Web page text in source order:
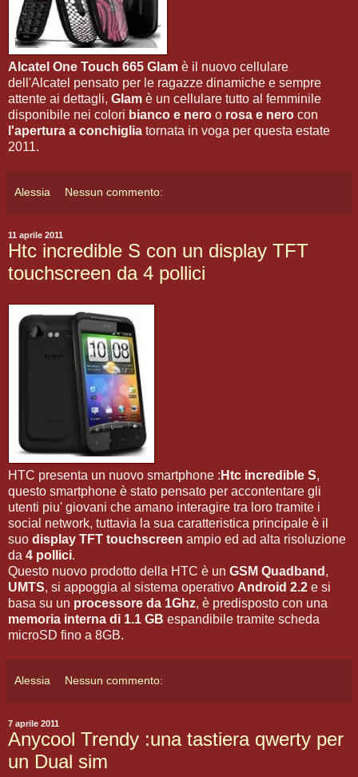
Alcatel One Touch 665 Glam è il nuovo cellulare
dell'Alcatel pensato per le ragazze dinamiche e sempre
attente ai dettagli, Glam è un cellulare tutto al femminile
disponibile nei colori bianco e nero o rosa e nero con
l'apertura a conchiglia tornata in voga per questa estate
2011.
Alessia Nessun commento:
11 aprile 2011
Htc incredible S con un display TFT
touchscreen da 4 pollici
HTC presenta un nuovo smartphone : Htc incredible S,
questo smartphone è stato pensato per accontentare gli
utenti piu' giovani che amano interagire tra loro tramite i
social network, tuttavia la sua caratteristica principale è il
suo display TFT touchscreen ampio ed ad alta risoluzione
da 4 pollici.
Questo nuovo prodotto della HTC è un GSM Quadband ,
UMTS, si appoggia al sistema operativo Android 2.2 e si
basa su un processore da 1Ghz, è predisposto con una
memoria interna di 1.1 GB espandibile tramite scheda
microSD fino a 8GB.
Alessia Nessun commento:
7 aprile 2011
Anycool Trendy :una tastiera qwerty per
un Dual sim